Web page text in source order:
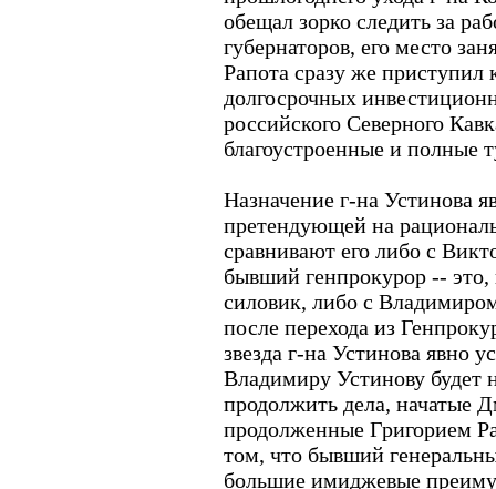
обещал зорко следить за
губернаторов, его место
Рапота сразу же приступил
долгосрочных
российского Северного
благоустроенные и полные
Назначение г-на Устинова
претендующей на
сравнивают его либо с
бывший генпрокурор --
силовик, либо с
после перехода из
звезда г-на Устинова явно
Владимиру Устинову будет
продолжить дела, начатые
продолженные Григорием
том, что бывший
большие имиджевые